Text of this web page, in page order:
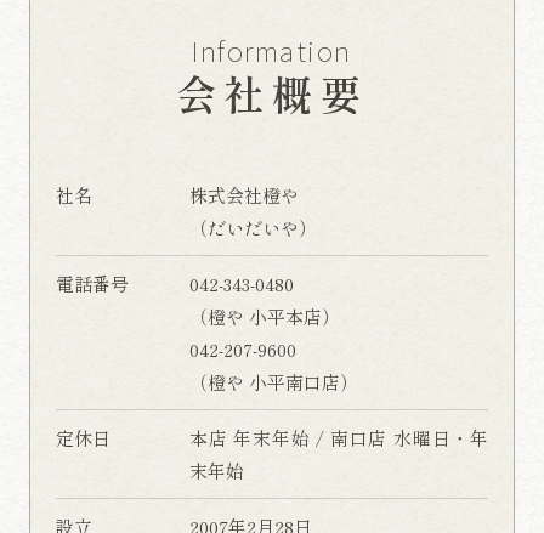
Information
会社概要
社名
株式会社橙や
（だいだいや）
電話番号
042-343-0480
（橙や 小平本店）
042-207-9600
（橙や 小平南口店）
定休日
本店 年末年始 / 南口店 水曜日・年
末年始
設立 2007年2月28日